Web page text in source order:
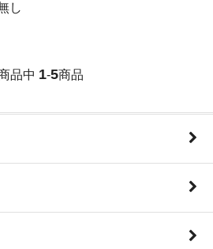
し
品中 1-5商品